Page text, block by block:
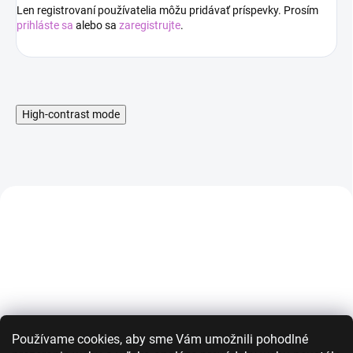
Používame cookies, aby sme Vám umožnili pohodlné
Len registrovaní používatelia môžu pridávať príspevky. Prosím
prihláste sa alebo sa zaregistrujte.
High-contrast mode